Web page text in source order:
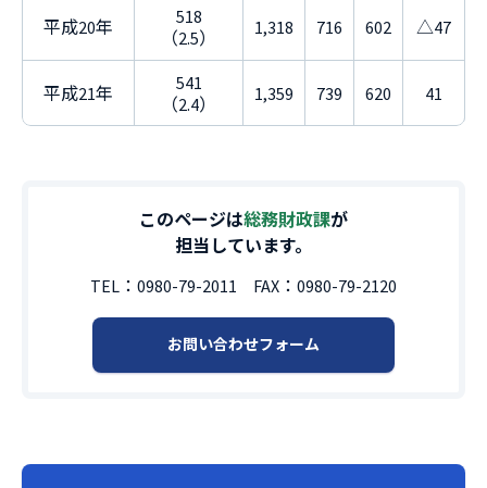
平成20年
518
（2.5）
1,318 716 602 △47
平成21年
541
（2.4）
1,359 739 620 41
このページは総務財政課が
担当しています。
TEL： 0980-79-2011 FAX： 0980-79-2120
お問い合わせフォーム